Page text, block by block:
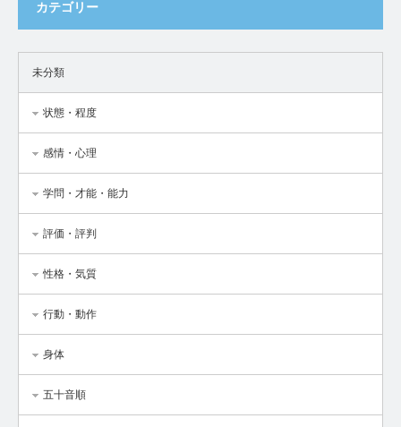
カテゴリー
未分類
状態・程度
感情・心理
学問・才能・能力
評価・評判
性格・気質
行動・動作
身体
五十音順